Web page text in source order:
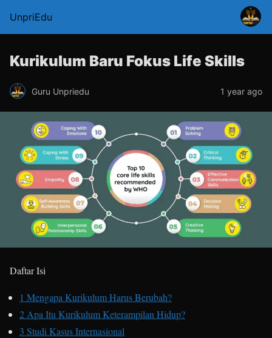
UnpriEdu
Kurikulum Baru Fokus Life Skills
Guru Unpriedu 1 year ago
Daftar Isi
1 Mengapa Kurikulum Harus Berubah?
2 Apa Itu Kurikulum Keterampilan Hidup?
3 Studi Kasus Internasional